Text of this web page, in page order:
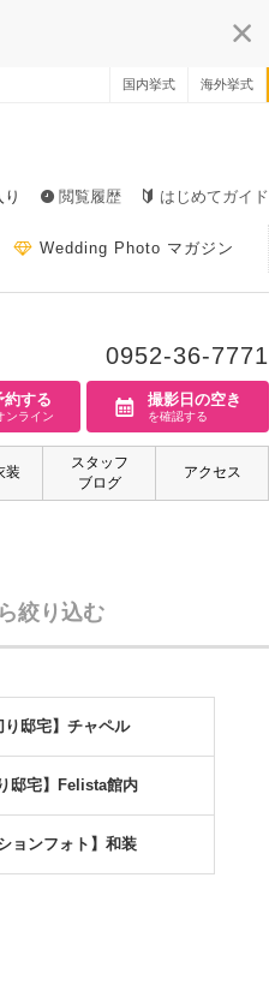
国内挙式 海外挙式
閲覧履歴 はじめてガイド
Wedding Photo マガジン
0952-36-7771
約する
ンライン
撮影日の空き
を確認する
装
スタッフ
ブログ
アクセス
絞り込む
り邸宅】チャペル
邸宅】Felista館内
ョンフォト】和装